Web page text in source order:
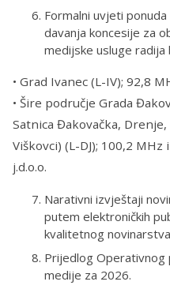
Formalni uvjeti
davanja koncesije za
medijske usluge
• Grad Ivanec (L-IV); 92,8
• Šire područje Grada
Satnica Đakovačka,
Viškovci) (L-DJ); 100,2
j.d.o.o.
Narativni izvještaji
putem elektroničkih
kvalitetnog novinarstva
Prijedlog Operativnog
medije za 2026.